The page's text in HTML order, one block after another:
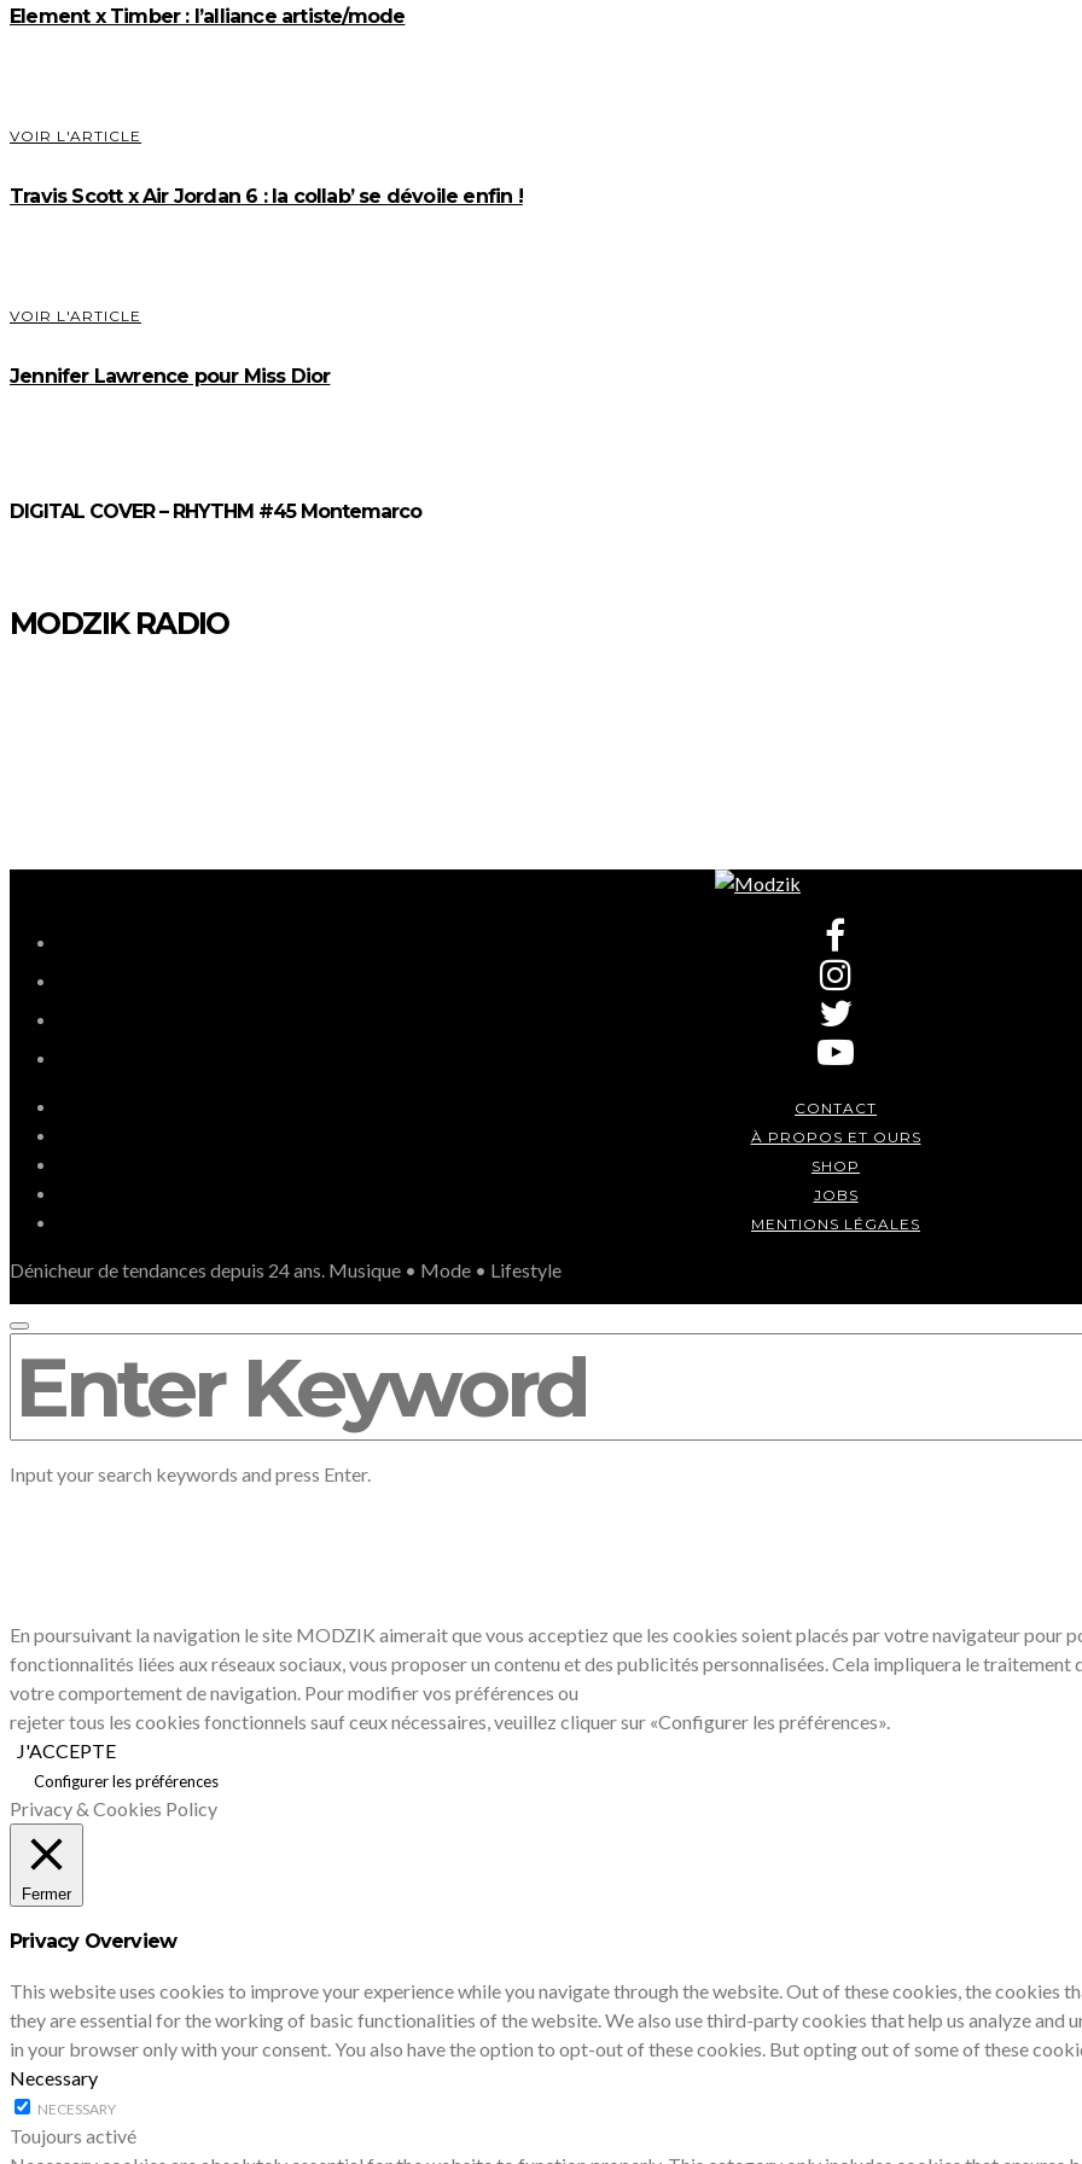
Element x Timber : l’alliance artiste/mode
VOIR L'ARTICLE
Travis Scott x Air Jordan 6 : la collab’ se dévoile enfin !
VOIR L'ARTICLE
Jennifer Lawrence pour Miss Dior
DIGITAL COVER – RHYTHM #45 Montemarco
MODZIK RADIO
CONTACT
À PROPOS ET OURS
SHOP
JOBS
MENTIONS LÉGALES
Dénicheur de tendances depuis 24 ans. Musique • Mode • Lifestyle
FOR:
Input your search keywords and press Enter.
En poursuivant la navigation le site MODZIK aimerait que vous acceptiez que les cookies soient placés par votre navigateur pour
fonctionnalités liées aux réseaux sociaux, vous proposer un contenu et des publicités personnalisées. Cela impliquera le
votre comportement de navigation. Pour modifier vos préférences ou
rejeter tous les cookies fonctionnels sauf ceux nécessaires, veuillez cliquer sur «Configurer les préférences».
J'ACCEPTE
Configurer les préférences
Privacy & Cookies Policy
Fermer
Privacy Overview
This website uses cookies to improve your experience while you navigate through the website. Out of these cookies, the cookies
they are essential for the working of basic functionalities of the website. We also use third-party cookies that help us analyze and
in your browser only with your consent. You also have the option to opt-out of these cookies. But opting out of some of these
Necessary
NECESSARY
Toujours activé